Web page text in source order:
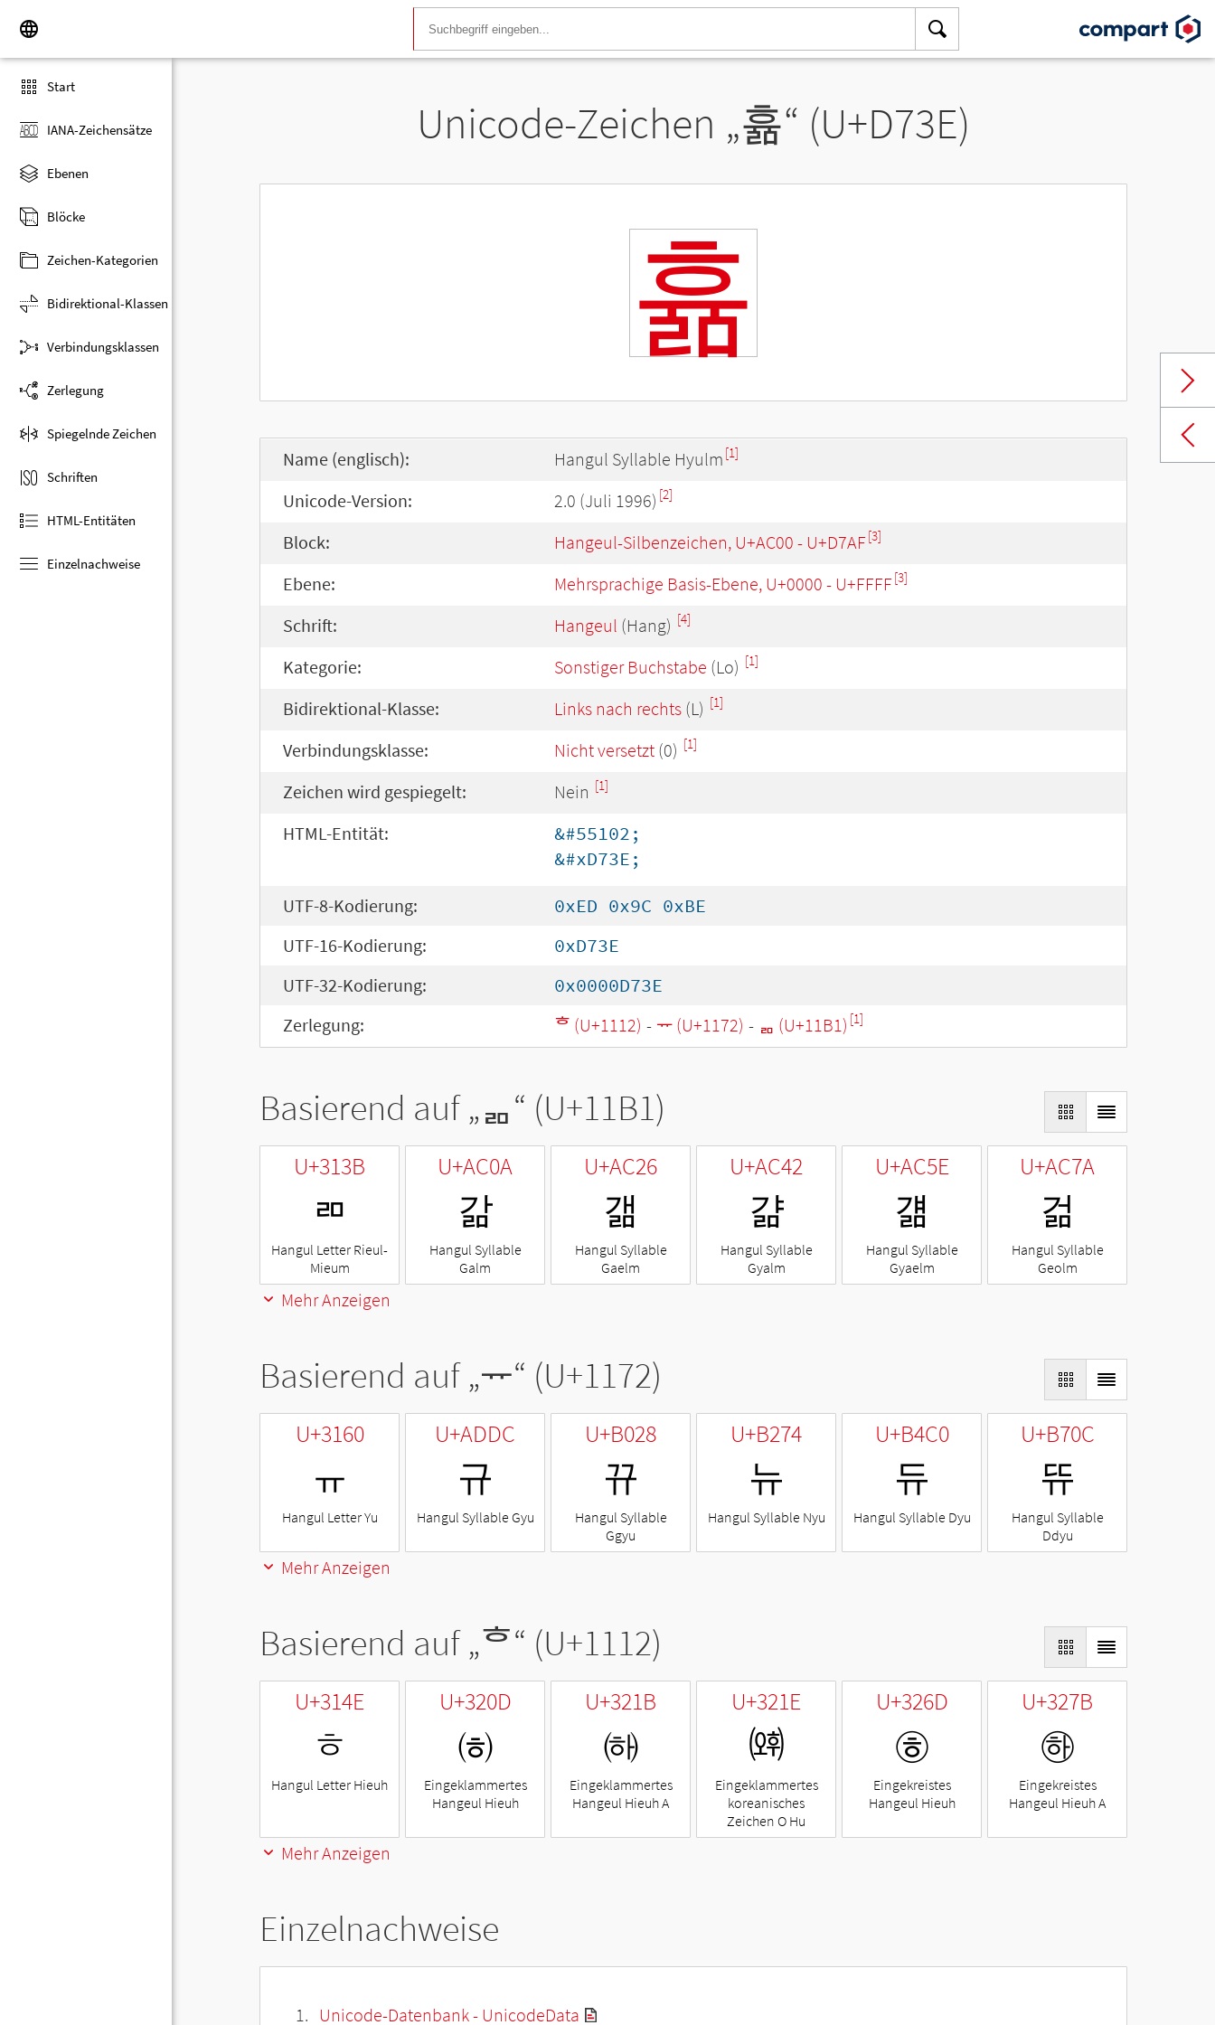
Start
IANA-Zeichensätze
Ebenen
Blöcke
Zeichen-Kategorien
Bidirektional-Klassen
Verbindungsklassen
Zerlegung
Spiegelnde Zeichen
Schriften
HTML-Entitäten
Einzelnachweise
Unicode-Zeichen „휾“ (U+D73E)
휾
Name (englisch): Hangul Syllable Hyulm [1]
Unicode-Version: 2.0 (Juli 1996) [2]
Block: Hangeul-Silbenzeichen, U+AC00 - U+D7AF[3]
Ebene: Mehrsprachige Basis-Ebene, U+0000 - U+FFFF[3]
Schrift: Hangeul (Hang) [4]
Kategorie: Sonstiger Buchstabe (Lo) [1]
Bidirektional-Klasse: Links nach rechts (L) [1]
Verbindungsklasse: Nicht versetzt (0) [1]
Zeichen wird gespiegelt: Nein [1]
HTML-Entität:
&#55102;
&#xD73E;
UTF-8-Kodierung:
0xED 0x9C 0xBE
UTF-16-Kodierung:
0xD73E
UTF-32-Kodierung:
0x0000D73E
Zerlegung:
ᄒ (U+1112) - ᅲ (U+1172) - ᆱ (U+11B1) [1]
Basierend auf „ᆱ“ (U+11B1)
U+313B
ㄻ
Hangul Letter Rieul-
Mieum
U+AC0A
갊
Hangul Syllable
Galm
U+AC26
갦
Hangul Syllable
Gaelm
U+AC42
걂
Hangul Syllable
Gyalm
U+AC5E
걞
Hangul Syllable
Gyaelm
U+AC7A
걺
Hangul Syllable
Geolm
Mehr Anzeigen
Basierend auf „ᅲ“ (U+1172)
U+3160
ㅠ
Hangul Letter Yu
U+ADDC
규
Hangul Syllable Gyu
U+B028
뀨
Hangul Syllable
Ggyu
U+B274
뉴
Hangul Syllable Nyu
U+B4C0
듀
Hangul Syllable Dyu
U+B70C
뜌
Hangul Syllable
Ddyu
Mehr Anzeigen
Basierend auf „ᄒ“ (U+1112)
U+314E
ㅎ
Hangul Letter Hieuh
U+320D
㈍
Eingeklammertes
Hangeul Hieuh
U+321B
㈛
Eingeklammertes
Hangeul Hieuh A
U+321E
㈞
Eingeklammertes
koreanisches
Zeichen O Hu
U+326D
㉭
Eingekreistes
Hangeul Hieuh
U+327B
㉻
Eingekreistes
Hangeul Hieuh A
Mehr Anzeigen
Einzelnachweise
Unicode-Datenbank - UnicodeData